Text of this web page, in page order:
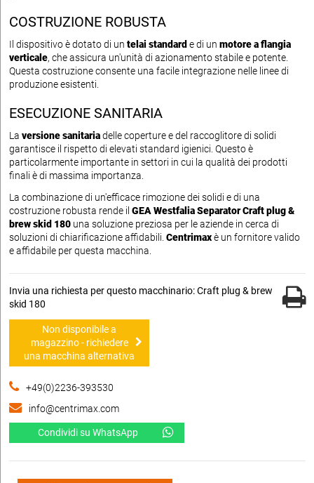
COSTRUZIONE ROBUSTA
Il dispositivo è dotato di un telai standard e di un motore a flangia
verticale, che assicura un'unità di azionamento stabile e potente.
Questa costruzione consente una facile integrazione nelle linee di
produzione esistenti.
ESECUZIONE SANITARIA
La versione sanitariadelle coperture e del raccoglitore di solidi
garantisce il rispetto di elevati standard igienici. Questo è
particolarmente importante in settori in cui la qualità dei prodotti
finali è di massima importanza.
La combinazione di un'efficace rimozione dei solidi e di una
costruzione robusta rende il GEA Westfalia Separator Craft plug &
brew skid 180 una soluzione preziosa per le aziende in cerca di
soluzioni di chiarificazione affidabili. Centrimaxè un fornitore valido
e affidabile per questa macchina.
Invia una richiesta per questo macchinario: Craft plug & brew
skid 180
Non disponibile a
magazzino - richiedere
una macchina alternativa
+49(0)2236-393530
info@centrimax.com
Condividi su WhatsApp